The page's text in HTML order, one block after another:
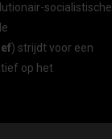
socialistische
) strijdt voor een
op het